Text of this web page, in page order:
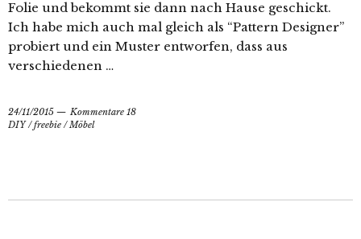
Folie und bekommt sie dann nach Hause geschickt.
Ich habe mich auch mal gleich als “Pattern Designer”
probiert und ein Muster entworfen, dass aus
verschiedenen …
24/11/2015
Kommentare 18
DIY/freebie /Möbel